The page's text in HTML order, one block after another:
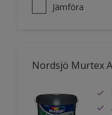
Jämföra
Nordsjö Murtex